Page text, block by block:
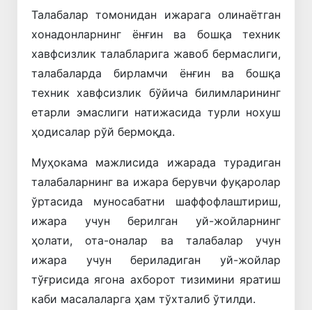
Талабалар томонидан ижарага олинаётган
хонадонларнинг ёнғин ва бошқа техник
хавфсизлик талабларига жавоб бермаслиги,
талабаларда бирламчи ёнғин ва бошқа
техник хавфсизлик бўйича билимларининг
етарли эмаслиги натижасида турли нохуш
ҳодисалар рўй бермоқда.
Муҳокама мажлисида ижарада турадиган
талабаларнинг ва ижара берувчи фуқаролар
ўртасида муносабатни шаффофлаштириш,
ижара учун берилган уй-жойларнинг
ҳолати, ота-оналар ва талабалар учун
ижара учун бериладиган уй-жойлар
тўғрисида ягона ахборот тизимини яратиш
каби масалаларга ҳам тўхталиб ўтилди.